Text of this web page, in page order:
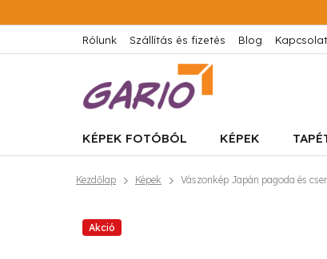
a
tartalomhoz
Rólunk Szállítás és fizetés Blog
KÉPEK FOTÓBÓL KÉPEK
Kezdőlap Képek Vászonkép Japán pagoda és
Akció